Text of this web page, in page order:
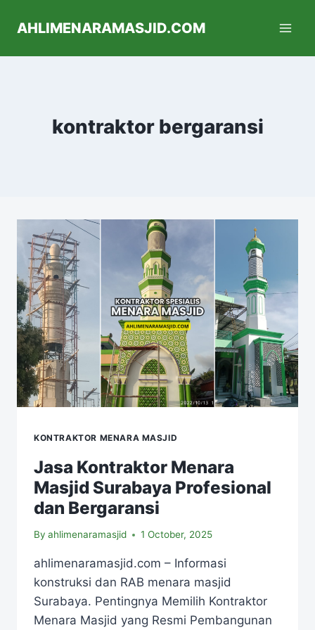
AHLIMENARAMASJID.COM
kontraktor bergaransi
KONTRAKTOR MENARA MASJID
Jasa Kontraktor Menara
Masjid Surabaya Profesional
dan Bergaransi
By ahlimenaramasjid 1 October, 2025
ahlimenaramasjid.com – Informasi
konstruksi dan RAB menara masjid
Surabaya. Pentingnya Memilih Kontraktor
Menara Masjid yang Resmi Pembangunan